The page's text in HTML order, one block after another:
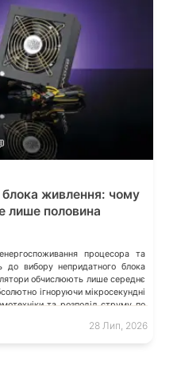
блока живлення: чому
лише половина
процесора та
до вибору непридатного блока
обчислюють лише середнє
ігноруючи мікросекундні
та розподіл струму по
параметри насправді
та як правильно підібрати
28 Лип, 2026